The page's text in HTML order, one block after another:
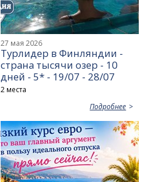
27 мая 2026
Турлидер в Финляндии -
страна тысячи озер - 10
дней - 5* - 19/07 - 28/07
2 места
Подробнее